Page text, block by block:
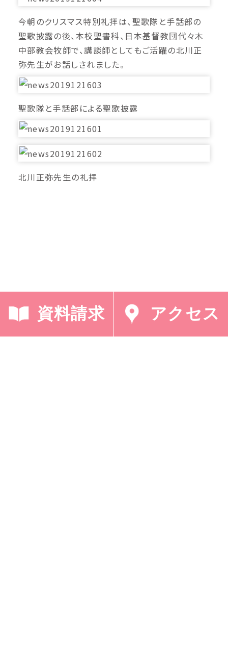
資料請求 アクセス
今朝のクリスマス特別礼拝は、聖歌隊と手話部の
聖歌披露の後、本校聖書科、日本基督教団代々木
中部教会牧師で、講談師としてもご活躍の北川正
弥先生がお話しされました。
聖歌隊と手話部による聖歌披露
北川正弥先生の礼拝
< 「奉仕の日（フレン 「クリスマス特別礼拝